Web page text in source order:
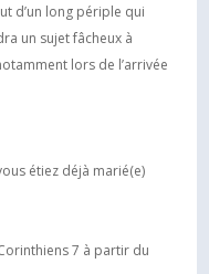
d’un long périple qui
un sujet fâcheux à
lors de l’arrivée
étiez déjà marié(e)
7 à partir du